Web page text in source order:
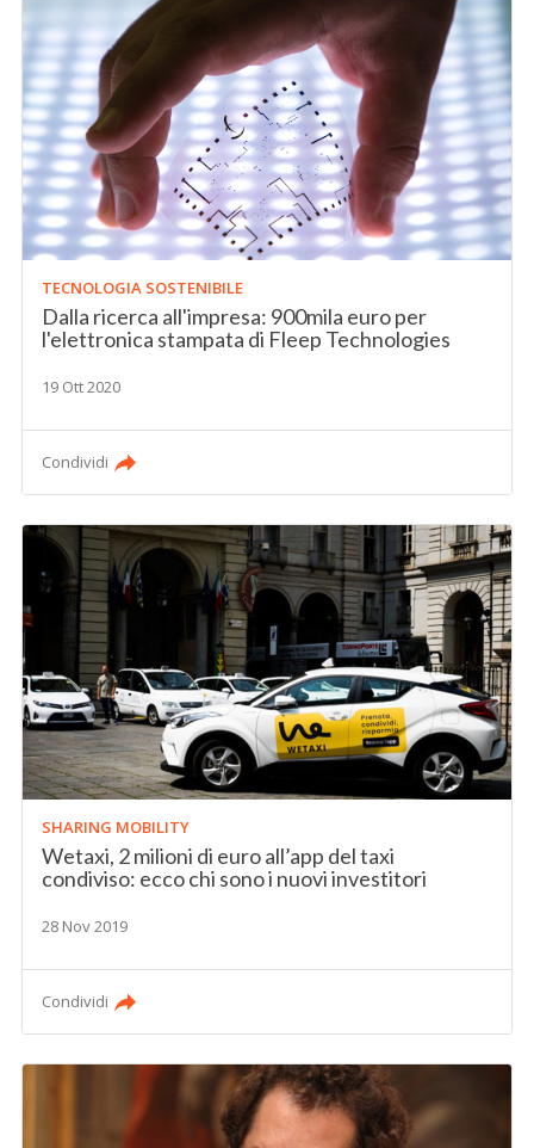
TECNOLOGIA SOSTENIBILE
Dalla ricerca all'impresa: 900mila euro per
l'elettronica stampata di Fleep Technologies
19 Ott 2020
Condividi
SHARING MOBILITY
Wetaxi, 2 milioni di euro all’app del taxi
condiviso: ecco chi sono i nuovi investitori
28 Nov 2019
Condividi